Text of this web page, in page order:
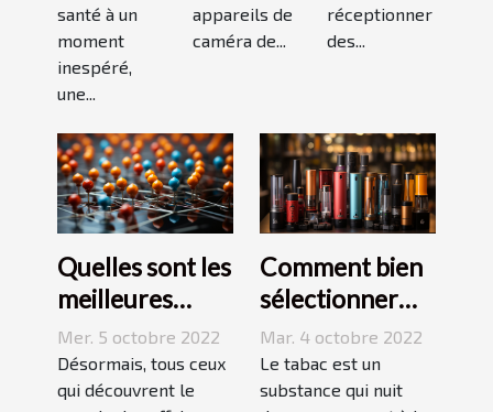
santé à un
moment
inespéré,
une...
appareils de
caméra de...
réceptionner
des...
Quelles sont les
meilleures
stratégies de
netlinking ?
Mer. 5 octobre 2022
Désormais, tous ceux
qui découvrent le
Comment bien
sélectionner
une cigarette
électronique ?
Mar. 4 octobre 2022
Le tabac est un
substance qui nuit